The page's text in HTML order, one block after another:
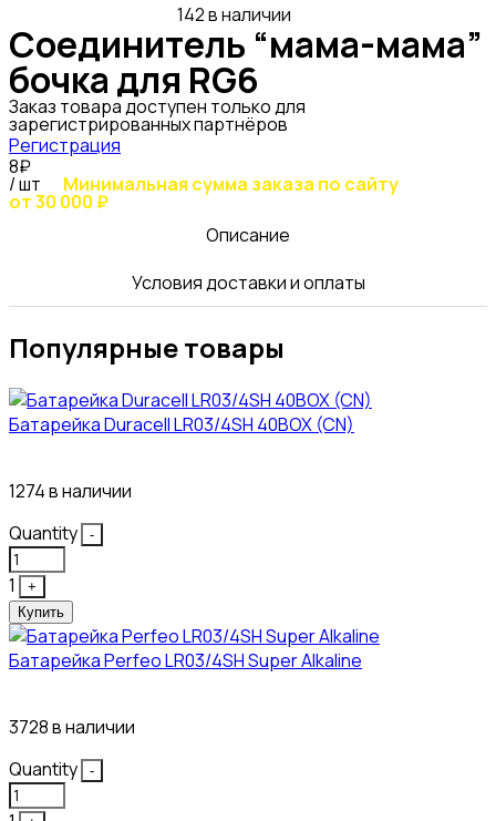
142 в наличии
Соединитель “мама-мама”
бочка для RG6
Заказ товара доступен только для
зарегистрированных партнёров
Регистрация
8₽
/ шт Минимальная сумма заказа по сайту
от 30 000 ₽
Описание
Условия доставки и оплаты
Популярные товары
Батарейка Duracell LR03/4SH 40BOX (CN)
1274 в наличии
Quantity
-
1
+
Купить
Батарейка Perfeo LR03/4SH Super Alkaline
3728 в наличии
Quantity
-